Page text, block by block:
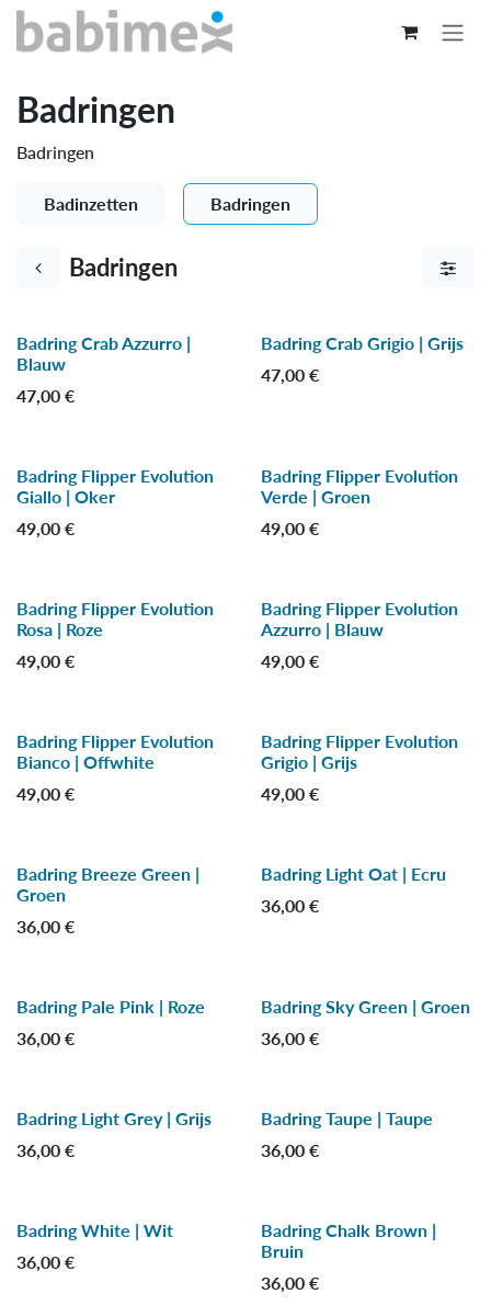
Overslaan naar inhoud
Badringen
Badringen
Badinzetten Badringen
Badringen
Badring Crab Azzurro |
Blauw
47,00 €
Badring Crab Grigio | Grijs
47,00€
Badring Flipper Evolution
Giallo | Oker
49,00 €
Badring Flipper Evolution
Verde | Groen
49,00€
Badring Flipper Evolution
Rosa | Roze
49,00 €
Badring Flipper Evolution
Azzurro | Blauw
49,00€
Badring Flipper Evolution
Bianco | Offwhite
49,00 €
Badring Flipper Evolution
Grigio | Grijs
49,00€
Badring Breeze Green |
Groen
36,00 €
Badring Light Oat | Ecru
36,00€
Badring Pale Pink | Roze
36,00 €
Badring Sky Green | Groen
36,00€
Badring Light Grey | Grijs
36,00 €
Badring Taupe | Taupe
36,00€
Badring White | Wit
36,00 €
Nieuw!
Badring Chalk Brown |
Bruin
36,00€